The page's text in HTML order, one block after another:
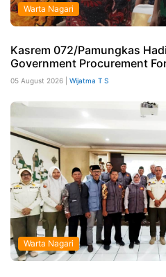
Warta Nagari
Kasrem 072/Pamungkas
Government Procurement
05 August 2026 | Wijatma T S
Warta Nagari